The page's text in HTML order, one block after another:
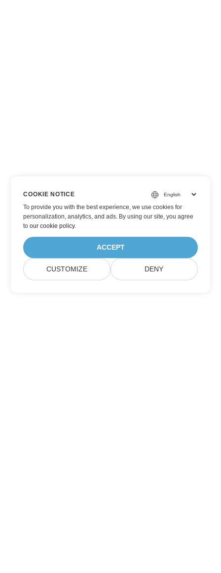
COOKIE NOTICE
To provide you with the best experience, we use cookies for
personalization, analytics, and ads. By using our site, you agree
toour cookie policy.
ACCEPT
CUSTOMIZE DENY